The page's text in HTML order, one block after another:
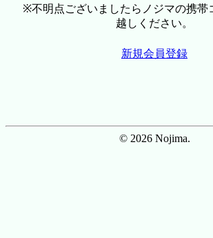
※不明点ございましたらノジマの携帯
越しください。
新規会員登録
© 2026 Nojima.